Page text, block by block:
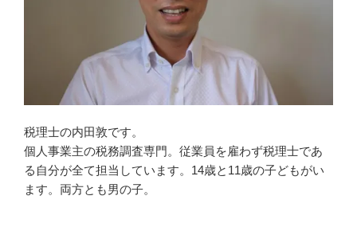
税理士の内田敦です。
個人事業主の税務調査専門。従業員を雇わず税理士であ
る自分が全て担当しています。14歳と11歳の子どもがい
ます。両方とも男の子。